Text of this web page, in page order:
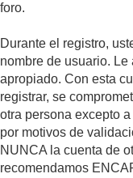
foro.
Durante el registro,
nombre de usuario.
apropiado. Con esta
registrar, se
otra persona excepto
por motivos de
NUNCA la cuenta de
recomendamos